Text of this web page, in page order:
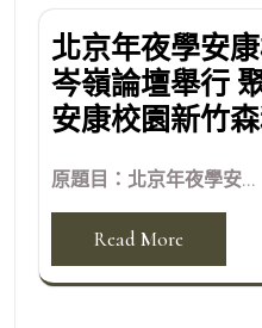
北京年夜學安
岑嶺論壇舉行
安康校園新竹
原題目：北京年夜學安...
Read More